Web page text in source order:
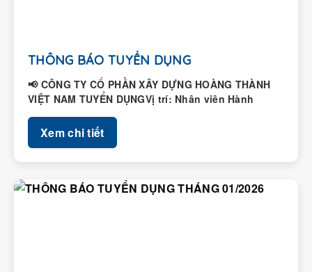
📢 CÔNG TY CỔ PHẦN XÂY DỰNG HOÀNG THÀNH
VIỆT NAM TUYỂN DỤNGVị trí: Nhân viên Hành
chính – Nhân...
Xem chi tiết